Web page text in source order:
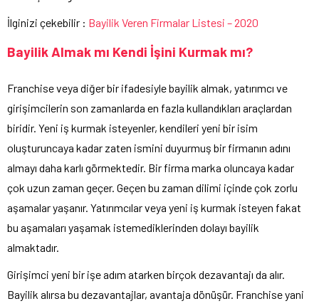
İlginizi çekebilir : Bayilik Veren Firmalar Listesi – 2020
Bayilik Almak mı Kendi İşini Kurmak mı?
Franchise veya diğer bir ifadesiyle bayilik almak, yatırımcı ve
girişimcilerin son zamanlarda en fazla kullandıkları araçlardan
biridir. Yeni iş kurmak isteyenler, kendileri yeni bir isim
oluşturuncaya kadar zaten ismini duyurmuş bir firmanın adını
almayı daha karlı görmektedir. Bir firma marka oluncaya kadar
çok uzun zaman geçer. Geçen bu zaman dilimi içinde çok zorlu
aşamalar yaşanır. Yatırımcılar veya yeni iş kurmak isteyen fakat
bu aşamaları yaşamak istemediklerinden dolayı bayilik
almaktadır.
Girişimci yeni bir işe adım atarken birçok dezavantajı da alır.
Bayilik alırsa bu dezavantajlar, avantaja dönüşür. Franchise yani